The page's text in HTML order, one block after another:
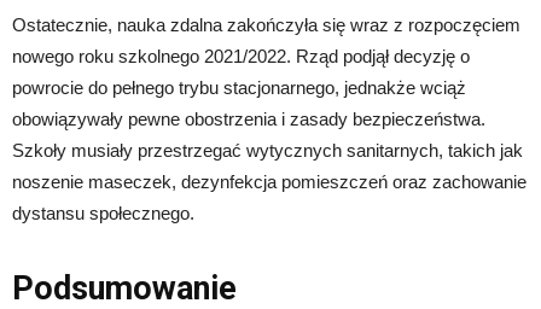
Ostatecznie, nauka zdalna zakończyła się wraz z rozpoczęciem
nowego roku szkolnego 2021/2022. Rząd podjął decyzję o
powrocie do pełnego trybu stacjonarnego, jednakże wciąż
obowiązywały pewne obostrzenia i zasady bezpieczeństwa.
Szkoły musiały przestrzegać wytycznych sanitarnych, takich jak
noszenie maseczek, dezynfekcja pomieszczeń oraz zachowanie
dystansu społecznego.
Podsumowanie